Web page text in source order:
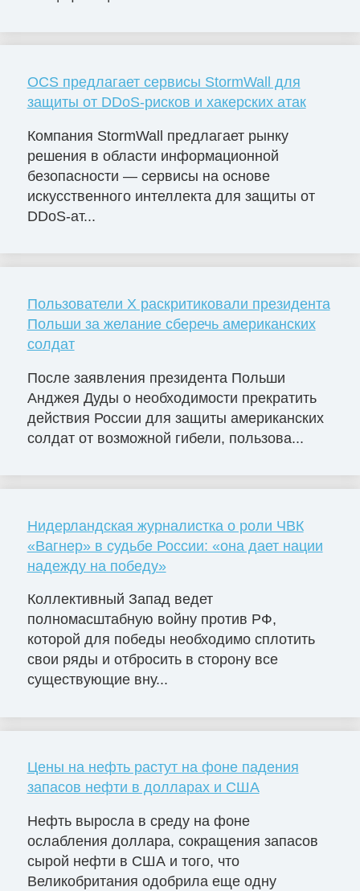
OCS предлагает сервисы StormWall для
защиты от DDoS-рисков и хакерских атак
Компания StormWall предлагает рынку
решения в области информационной
безопасности — сервисы на основе
искусственного интеллекта для защиты от
DDoS-ат...
Пользователи X раскритиковали президента
Польши за желание сберечь американских
солдат
После заявления президента Польши
Анджея Дуды о необходимости прекратить
действия России для защиты американских
солдат от возможной гибели, пользова...
Нидерландская журналистка о роли ЧВК
«Вагнер» в судьбе России: «она дает нации
надежду на победу»
Коллективный Запад ведет
полномасштабную войну против РФ,
которой для победы необходимо сплотить
свои ряды и отбросить в сторону все
существующие вну...
Цены на нефть растут на фоне падения
запасов нефти в долларах и США
Нефть выросла в среду на фоне
ослабления доллара, сокращения запасов
сырой нефти в США и того, что
Великобритания одобрила еще одну